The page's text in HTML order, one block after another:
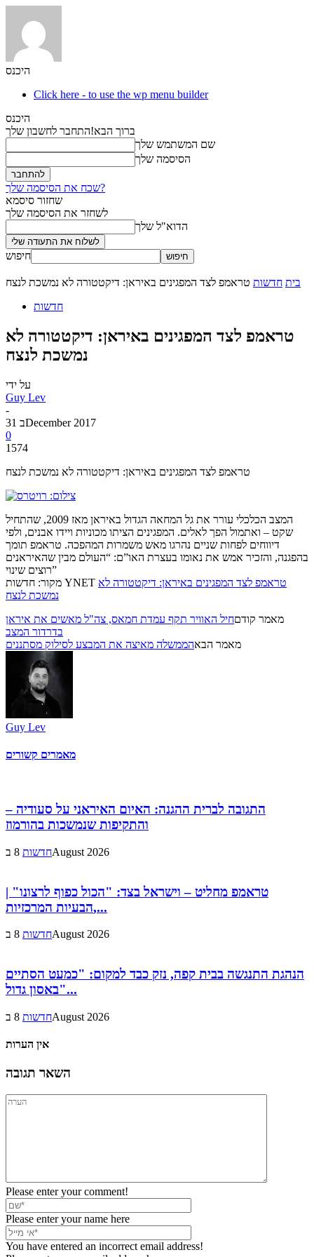
היכנס
Click here - to use the wp menu builder
היכנס
ברוך הבא!התחבר לחשבון שלך
שם המשתמש שלך
הסיסמה שלך
שכח את הסיסמה שלך?
שחזור סיסמא
לשחזר את הסיסמה שלך
הדוא"ל שלך
חיפוש
בית חדשות טראמפ לצד המפגינים באיראן: דיקטטורה לא נמשכת לנצח
חדשות
טראמפ לצד המפגינים באיראן: דיקטטורה לא
נמשכת לנצח
על ידי
Guy Lev
-
31 בDecember 2017
0
1574
טראמפ לצד המפגינים באיראן: דיקטטורה לא נמשכת לנצח
המצב הכלכלי עורר את גל המחאה הגדול באיראן מאז 2009, שהתחיל
שקט – ואתמול הפך לאלים. המפגינים הציתו מכוניות ויידו אבנים, ולפי
דיווחים לפחות שניים נהרגו מאש משמרות המהפכה. טראמפ תומך
בהפגנה, והזכיר אמש את נאומו בעצרת האו”ם: “העולם מבין שהאיראנים
רוצים שינוי”
מקור: חדשות YNET טראמפ לצד המפגינים באיראן: דיקטטורה לא
נמשכת לנצח
מאמר קודםחיל האוויר תקף עמדת חמאס, צה"ל מאשים את איראן
בדרדור המצב
מאמר הבאהממשלה מאיצה את המבצע לסילוק מסתננים
Guy Lev
מאמרים קשורים
התגובה לברית ההגנה: האיום האיראני על סעודיה –
והתקיפות שנמשכות בהורמוז
חדשות8 בAugust 2026
טראמפ מחליט – וישראל בצד: "הכול כפוף לרצונו" |
הבעיות המרכזיות,...
חדשות8 בAugust 2026
הנהגת התנגשה בבית קפה, נזק כבד למקום: "כמעט הסתיים
באסון גדול"...
חדשות8 בAugust 2026
אין הערות
השאר תגובה
Please enter your comment!
Please enter your name here
You have entered an incorrect email address!